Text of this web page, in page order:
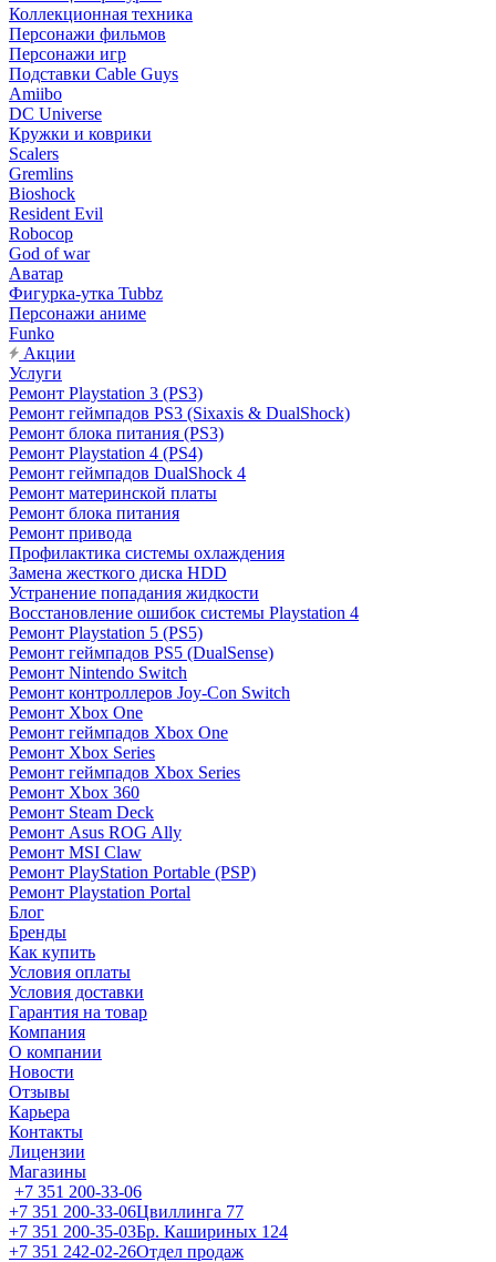
Коллекционная техника
Персонажи фильмов
Персонажи игр
Подставки Cable Guys
Amiibo
DC Universe
Кружки и коврики
Scalers
Gremlins
Bioshock
Resident Evil
Robocop
God of war
Аватар
Фигурка-утка Tubbz
Персонажи аниме
Funko
Акции
Услуги
Ремонт Playstation 3 (PS3)
Ремонт геймпадов PS3 (Sixaxis & DualShock)
Ремонт блока питания (PS3)
Ремонт Playstation 4 (PS4)
Ремонт геймпадов DualShock 4
Ремонт материнской платы
Ремонт блока питания
Ремонт привода
Профилактика системы охлаждения
Замена жесткого диска HDD
Устранение попадания жидкости
Восстановление ошибок системы Playstation 4
Ремонт Playstation 5 (PS5)
Ремонт геймпадов PS5 (DualSense)
Ремонт Nintendo Switch
Ремонт контроллеров Joy-Con Switch
Ремонт Xbox One
Ремонт геймпадов Xbox One
Ремонт Xbox Series
Ремонт геймпадов Xbox Series
Ремонт Xbox 360
Ремонт Steam Deck
Ремонт Asus ROG Ally
Ремонт MSI Claw
Ремонт PlayStation Portable (PSP)
Ремонт Playstation Portal
Блог
Бренды
Как купить
Условия оплаты
Условия доставки
Гарантия на товар
Компания
О компании
Новости
Отзывы
Карьера
Контакты
Лицензии
Магазины
+7 351 200-33-06
+7 351 200-33-06Цвиллинга 77
+7 351 200-35-03Бр. Кашириных 124
+7 351 242-02-26Отдел продаж